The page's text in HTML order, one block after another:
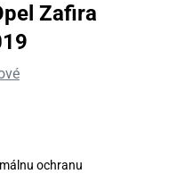
Zafira
ochranu